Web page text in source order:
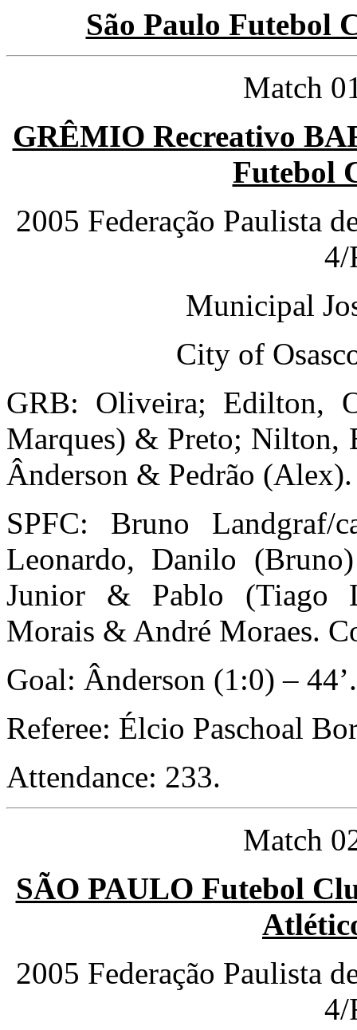
São Paulo Futebol
Match
GRÊMIO Recreativo
Futebol
2005 Federação Paulista
4/
Municipal
City of
GRB: Oliveira; Edilton,
Marques) & Preto; Nilton,
Ânderson & Pedrão (Alex).
SPFC: Bruno Landgraf/
Leonardo, Danilo
Junior & Pablo (Tiago
Morais & André Moraes.
Goal: Ânderson (1:0) – 44’.
Referee: Élcio Paschoal
Attendance: 233.
Match
SÃO PAULO Futebol
2005 Federação Paulista
4/